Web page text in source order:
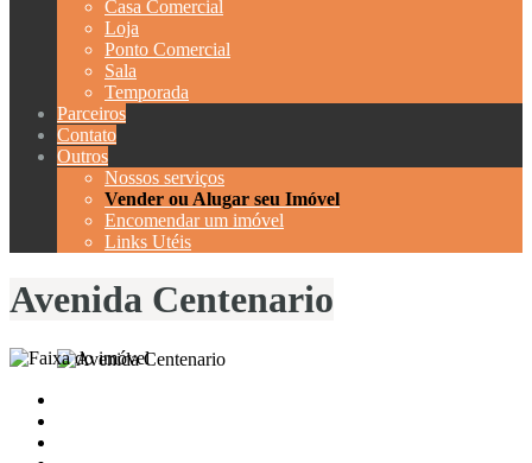
Casa Comercial
Loja
Ponto Comercial
Sala
Temporada
Parceiros
Contato
Outros
Nossos serviços
Vender ou Alugar seu Imóvel
Encomendar um imóvel
Links Utéis
Avenida Centenario